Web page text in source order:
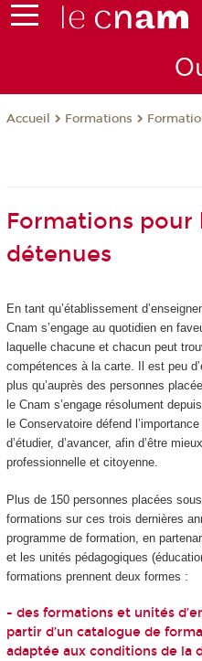
Accueil Formations
Formations pour
détenues
En tant qu’établissement
Cnam s’engage au quotidien en
laquelle chacune et chacun peut
compétences à la carte. Il est peu
plus qu’auprès des personnes
le Cnam s’engage résolument
le Conservatoire défend
d’étudier, d’avancer, afin d’être
professionnelle et citoyenne.
Plus de 150 personnes placées
formations sur ces trois dernières
programme de formation, en
et les unités pédagogiques
formations prennent deux formes :
- des formations et unités
partir d’un catalogue de
adaptée aux conditions de la